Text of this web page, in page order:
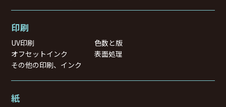
印刷
UV印刷
オフセットインク
その他の印刷、インク
色数と版
表面処理
紙